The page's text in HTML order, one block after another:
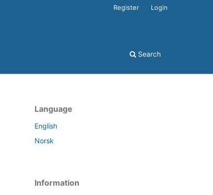
Search
Register Login
Language
English
Norsk
Information